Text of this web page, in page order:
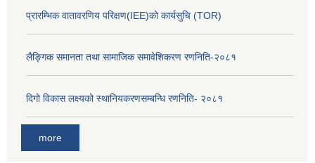
प्रारम्भिक वातावरणिय परिक्षण(IEE)को कार्यसुचि (TOR)
लैङ्‍गिक समानता तथा सामाजिक समावेशिकरण रणनिति-२०८१
दिगो विकास लक्ष्यको स्थानियकरणसम्बन्धि रणनिति- २०८१
more